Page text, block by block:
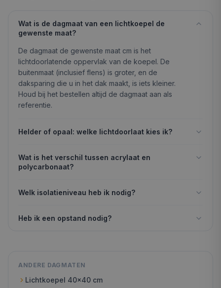
Wat is de dagmaat van een lichtkoepel de
gewenste maat?
De dagmaat de gewenste maat cm is het
lichtdoorlatende oppervlak van de koepel. De
buitenmaat (inclusief flens) is groter, en de
daksparing die u in het dak maakt, is iets kleiner.
Houd bij het bestellen altijd de dagmaat aan als
referentie.
Helder of opaal: welke lichtdoorlaat kies ik?
Wat is het verschil tussen acrylaat en
polycarbonaat?
Welk isolatieniveau heb ik nodig?
Heb ik een opstand nodig?
ANDERE DAGMATEN
Lichtkoepel 40x40 cm